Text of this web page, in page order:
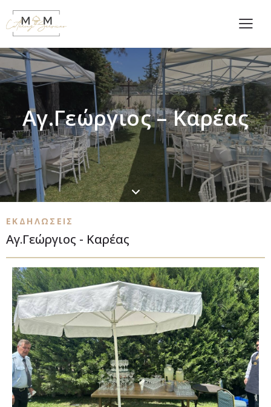
Αγ.Γεώργιος – Καρέας
ΕΚΔΗΛΩΣΕΙΣ
Αγ.Γεώργιος - Καρέας